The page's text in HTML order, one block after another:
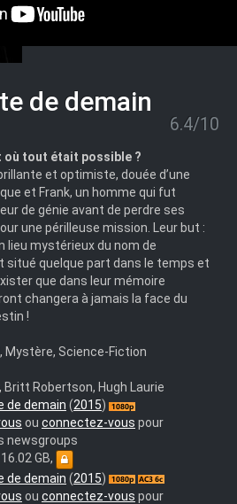
de demain
6.4/10
où tout était possible ?
et optimiste, douée d’une
et Frank, un homme qui fut
de génie avant de perdre ses
une périlleuse mission. Leur but :
lieu mystérieux du nom de
situé quelque part dans le temps et
que dans leur mémoire
changera à jamais la face du
!
Mystère, Science-Fiction
Britt Robertson, Hugh Laurie
."Tomorrowland".
de demain (2015)
ou connectez-vous pour
newsgroups
GB,
de demain (2015)
ou connectez-vous pour